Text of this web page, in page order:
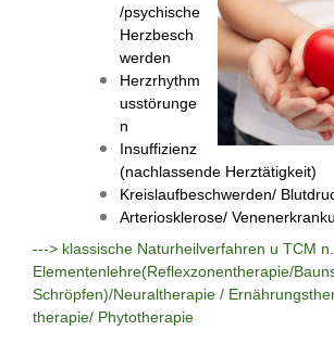
/psychische
Herzbesch
werden
Herzrhythm
usstörunge
n
Insuffizienz
(nachlassende Herztätigkeit)
Kreislaufbeschwerden/
Arteriosklerose/
---> klassische Naturheilverfahren u TCM
Elementenlehre(Reflexzonentherapie/
Schröpfen)/Neuraltherapie /
therapie/ Phytotherapie